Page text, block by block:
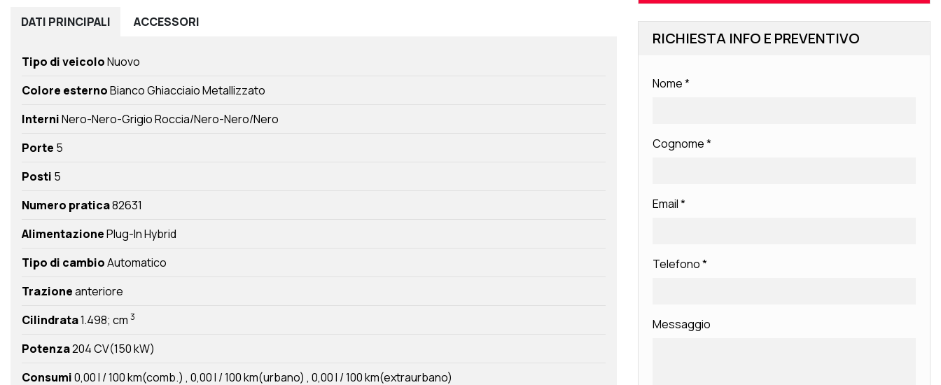
DATI PRINCIPALI ACCESSORI
Tipo di veicoloNuovo
Colore esternoBianco Ghiacciaio Metallizzato
InterniNero-Nero-Grigio Roccia/Nero-Nero/Nero
Porte 5
Posti 5
Numero pratica82631
AlimentazionePlug-In Hybrid
Tipo di cambioAutomatico
Trazioneanteriore
Cilindrata1.498; cm 3
Potenza204 CV(150 kW)
Consumi0,00 l / 100 km(comb.) 0,00 l / 100 km(urbano) 0,00 l / 100 km(extraurbano)
RICHIESTA INFO E PREVENTIVO
Nome*
Cognome*
Email*
Telefono*
Messaggio